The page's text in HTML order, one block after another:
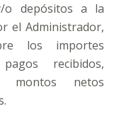
o depósitos a la
el Administrador,
los importes
recibidos,
montos netos